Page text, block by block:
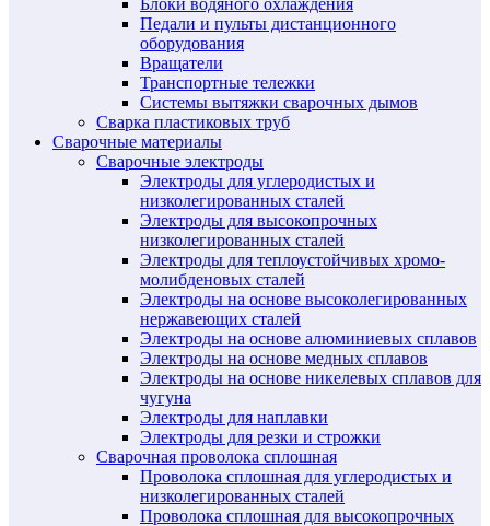
Педали и пульты дистанционного
оборудования
Вращатели
Транспортные тележки
Системы вытяжки сварочных дымов
Сварка пластиковых труб
Сварочные материалы
Сварочные электроды
Электроды для углеродистых и
низколегированных сталей
Электроды для высокопрочных
низколегированных сталей
Электроды для теплоустойчивых хромо-
молибденовых сталей
Электроды на основе высоколегированных
нержавеющих сталей
Электроды на основе алюминиевых сплавов
Электроды на основе медных сплавов
Электроды на основе никелевых сплавов для
чугуна
Электроды для наплавки
Электроды для резки и строжки
Сварочная проволока сплошная
Проволока сплошная для углеродистых и
низколегированных сталей
Проволока сплошная для высокопрочных